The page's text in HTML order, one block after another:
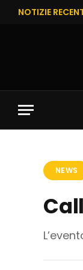
NOTIZIE
NEWS